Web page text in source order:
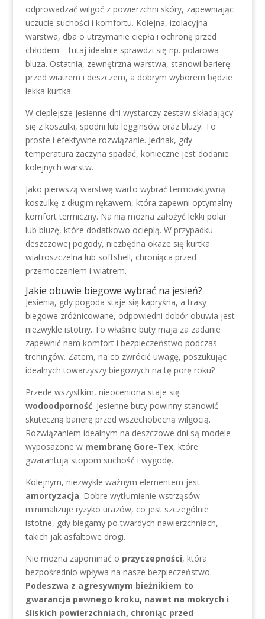
odprowadzać wilgoć z powierzchni skóry, zapewniając
uczucie suchości i komfortu. Kolejna, izolacyjna
warstwa, dba o utrzymanie ciepła i ochronę przed
chłodem – tutaj idealnie sprawdzi się np. polarowa
bluza. Ostatnia, zewnętrzna warstwa, stanowi barierę
przed wiatrem i deszczem, a dobrym wyborem będzie
lekka kurtka.
W cieplejsze jesienne dni wystarczy zestaw składający
się z koszulki, spodni lub legginsów oraz bluzy. To
proste i efektywne rozwiązanie. Jednak, gdy
temperatura zaczyna spadać, konieczne jest dodanie
kolejnych warstw.
Jako pierwszą warstwę warto wybrać termoaktywną
koszulkę z długim rękawem, która zapewni optymalny
komfort termiczny. Na nią można założyć lekki polar
lub bluzę, które dodatkowo ocieplą. W przypadku
deszczowej pogody, niezbędna okaże się kurtka
wiatroszczelna lub softshell, chroniąca przed
przemoczeniem i wiatrem.
Jakie obuwie biegowe wybrać na jesień?
Jesienią, gdy pogoda staje się kapryśna, a trasy
biegowe zróżnicowane, odpowiedni dobór obuwia jest
niezwykle istotny. To właśnie buty mają za zadanie
zapewnić nam komfort i bezpieczeństwo podczas
treningów. Zatem, na co zwrócić uwagę, poszukując
idealnych towarzyszy biegowych na tę porę roku?
Przede wszystkim, nieoceniona staje się
wodoodporność. Jesienne buty powinny stanowić
skuteczną barierę przed wszechobecną wilgocią.
Rozwiązaniem idealnym na deszczowe dni są modele
wyposażone w membranę Gore-Tex, które
gwarantują stopom suchość i wygodę.
Kolejnym, niezwykle ważnym elementem jest
amortyzacja. Dobre wytłumienie wstrząsów
minimalizuje ryzyko urazów, co jest szczególnie
istotne, gdy biegamy po twardych nawierzchniach,
takich jak asfaltowe drogi.
Nie można zapominać o przyczepności, która
bezpośrednio wpływa na nasze bezpieczeństwo.
Podeszwa z agresywnym bieżnikiem to
gwarancja pewnego kroku, nawet na mokrych i
śliskich powierzchniach, chroniąc przed